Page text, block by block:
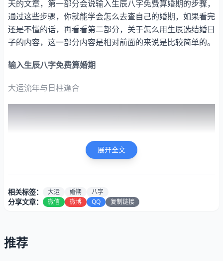
天的文章，第一部分会说输入生辰八字免费算婚期的步骤，
通过这些步骤，你就能学会怎么去查自己的婚期，如果看完
还是不懂的话，再看看第二部分，关于怎么用生辰选结婚日
子的内容，这一部分内容是相对前面的来说是比较简单的。
输入生辰八字免费算婚期
大运流年与日柱逢合
展开全文
相关标签： 大运 婚期 八字
分享文章： 微信 微博 QQ 复制链接
推荐